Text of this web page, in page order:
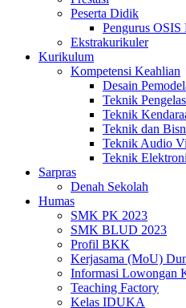
Peserta Didik
Pengurus OSIS
Ekstrakurikuler
Kurikulum
Kompetensi Keahlian
Desain
Teknik
Teknik
Teknik dan
Teknik Audio
Teknik
Sarpras
Denah Sekolah
Humas
SMK PK 2023
SMK BLUD 2023
Profil BKK
Kerjasama (MoU)
Informasi Lowongan
Teaching Factory
Kelas IDUKA